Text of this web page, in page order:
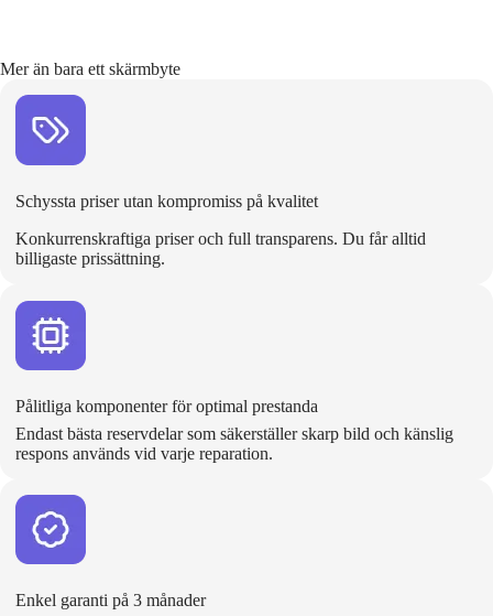
Mer än bara ett skärmbyte
Schyssta priser utan kompromiss på kvalitet
Konkurrenskraftiga priser och full transparens. Du får alltid
billigaste prissättning.
Pålitliga komponenter för optimal prestanda
Endast bästa reservdelar som säkerställer skarp bild och känslig
respons används vid varje reparation.
Enkel garanti på 3 månader